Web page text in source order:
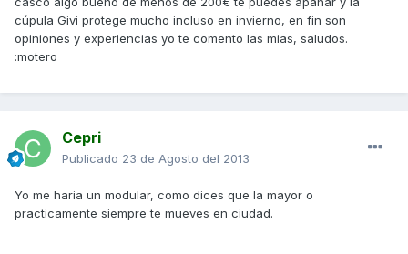
cúpula Givi protege mucho incluso en invierno, en fin son
opiniones y experiencias yo te comento las mias, saludos.
:motero
Cepri
Publicado 23 de Agosto del 2013
Yo me haria un modular, como dices que la mayor o
practicamente siempre te mueves en ciudad.